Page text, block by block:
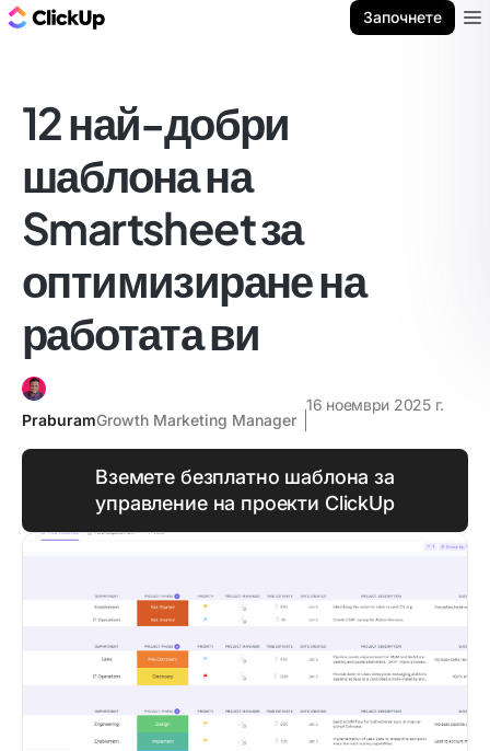
Започнете
12 най-добри
шаблона на
Smartsheet за
оптимизиране на
работата ви
PraburamGrowth Marketing Manager
16 ноември 2025 г.
Вземете безплатно шаблона за
управление на проекти ClickUp